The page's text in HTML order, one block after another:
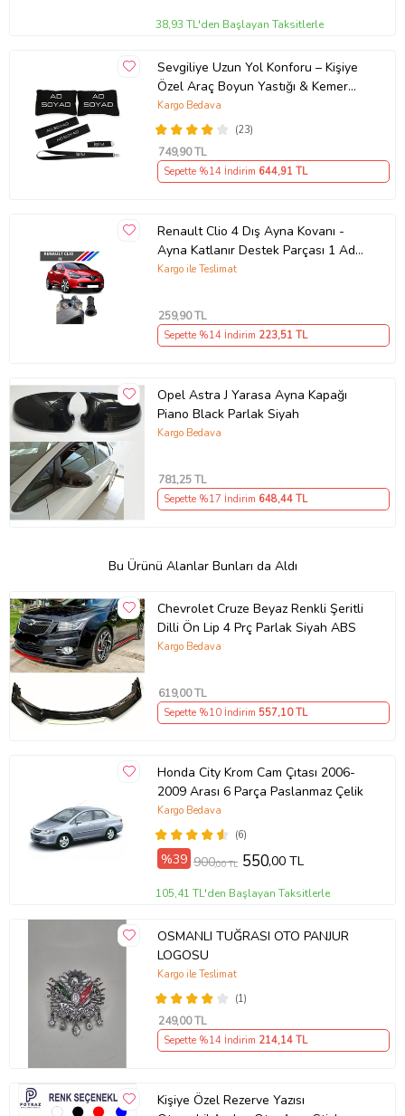
38,93 TL'den Başlayan Taksitlerle
Sevgiliye Uzun Yol Konforu – Kişiye
Özel Araç Boyun Yastığı & Kemer
Pedi Hediye Seti
(23)
Kargo Bedava
749,90 TL
Sepette %14 İndirim 644,91 TL
Renault Clio 4 Dış Ayna Kovanı -
Ayna Katlanır Destek Parçası 1 Adet
490307706 M3625
Kargo ile Teslimat
259,90 TL
Sepette %14 İndirim 223,51 TL
Opel Astra J Yarasa Ayna Kapağı
Piano Black Parlak Siyah
Kargo Bedava
781,25 TL
Sepette %17 İndirim 648,44 TL
Bu Ürünü Alanlar Bunları da Aldı
Chevrolet Cruze Beyaz Renkli Şeritli
Dilli Ön Lip 4 Prç Parlak Siyah ABS
Kargo Bedava
619,00 TL
Sepette %10 İndirim 557,10 TL
Honda City Krom Cam Çıtası 2006-
2009 Arası 6 Parça Paslanmaz Çelik
(6)
Kargo Bedava
%39 900,00 TL 550,00 TL
105,41 TL'den Başlayan Taksitlerle
OSMANLI TUĞRASI OTO PANJUR
LOGOSU
(1)
Kargo ile Teslimat
249,00 TL
Sepette %14 İndirim 214,14 TL
Kişiye Özel Rezerve Yazısı